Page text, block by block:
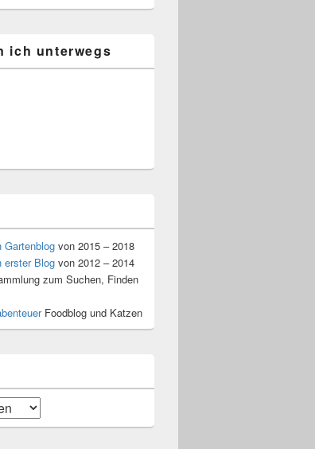
ich unterwegs
Gartenblogvon 2015 – 2018
erster Blogvon 2012 – 2014
zum Suchen, Finden
Foodblog und Katzen